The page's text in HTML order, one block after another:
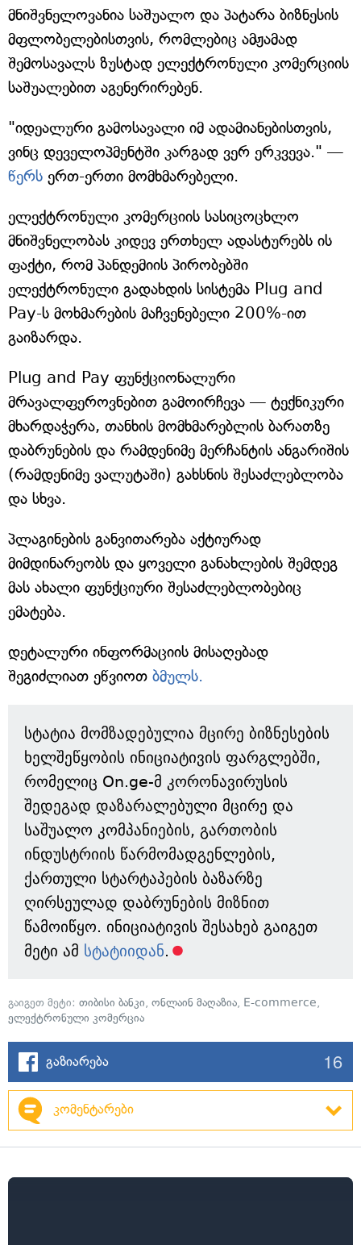
მნიშვნელოვანია საშუალო და პატარა ბიზნესის
მფლობელებისთვის, რომლებიც ამჟამად
შემოსავალს ზუსტად ელექტრონული კომერციის
საშუალებით აგენერირებენ.
"იდეალური გამოსავალი იმ ადამიანებისთვის,
ვინც დეველოპმენტში კარგად ვერ ერკვევა." —
წერს ერთ-ერთი მომხმარებელი.
ელექტრონული კომერციის სასიცოცხლო
მნიშვნელობას კიდევ ერთხელ ადასტურებს ის
ფაქტი, რომ პანდემიის პირობებში
ელექტრონული გადახდის სისტემა Plug and
Pay-ს მოხმარების მაჩვენებელი 200%-ით
გაიზარდა.
Plug and Pay ფუნქციონალური
მრავალფეროვნებით გამოირჩევა — ტექნიკური
მხარდაჭერა, თანხის მომხმარებლის ბარათზე
დაბრუნების და რამდენიმე მერჩანტის ანგარიშის
(რამდენიმე ვალუტაში) გახსნის შესაძლებლობა
და სხვა.
პლაგინების განვითარება აქტიურად
მიმდინარეობს და ყოველი განახლების შემდეგ
მას ახალი ფუნქციური შესაძლებლობებიც
ემატება.
დეტალური ინფორმაციის მისაღებად
შეგიძლიათ ეწვიოთ ბმულს.
სტატია მომზადებულია მცირე ბიზნესების
ხელშეწყობის ინიციატივის ფარგლებში,
რომელიც On.ge-მ კორონავირუსის
შედეგად დაზარალებული მცირე და
საშუალო კომპანიების, გართობის
ინდუსტრიის წარმომადგენლების,
ქართული სტარტაპების ბაზარზე
ღირსეულად დაბრუნების მიზნით
წამოიწყო. ინიციატივის შესახებ გაიგეთ
მეტი ამ სტატიიდან.
გაიგეთ მეტი: თიბისი ბანკი, ონლაინ მაღაზია, E-commerce,
ელექტრონული კომერცია
გაზიარება 16
კომენტარები